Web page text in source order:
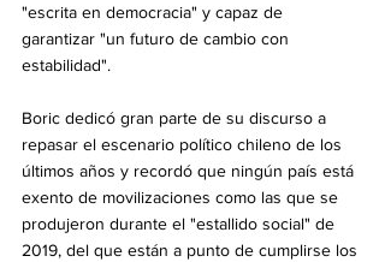
"escrita en democracia" y capaz de
garantizar "un futuro de cambio con
estabilidad".
Boric dedicó gran parte de su discurso a
repasar el escenario político chileno de los
últimos años y recordó que ningún país está
exento de movilizaciones como las que se
produjeron durante el "estallido social" de
2019, del que están a punto de cumplirse los